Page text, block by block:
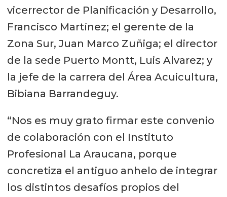
vicerrector de Planificación y Desarrollo,
Francisco Martínez; el gerente de la
Zona Sur, Juan Marco Zuñiga; el director
de la sede Puerto Montt, Luis Alvarez; y
la jefe de la carrera del Área Acuicultura,
Bibiana Barrandeguy.
“Nos es muy grato firmar este convenio
de colaboración con el Instituto
Profesional La Araucana, porque
concretiza el antiguo anhelo de integrar
los distintos desafíos propios del